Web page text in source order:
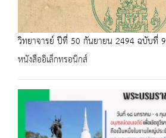
วิทยาจารย์ ปีที่ 50 กันยายน 2494 ฉบับที่ 9
หนังสืออิเล็กทรอนิกส์